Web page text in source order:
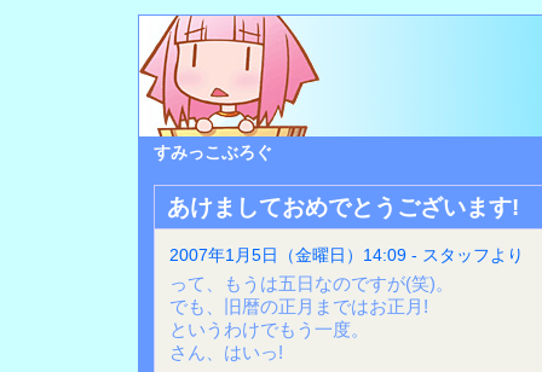
すみっこぶろぐ
あけましておめでとうございます!
2007年1月5日（金曜日）14:09 - スタッフより
って、もうは五日なのですが(笑)。
でも、旧暦の正月まではお正月!
というわけでもう一度。
さん、はいっ!